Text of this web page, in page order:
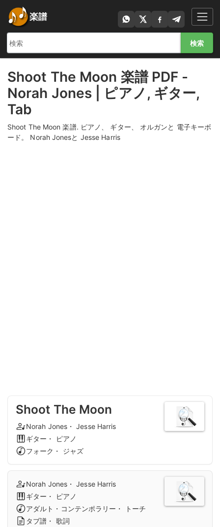
楽譜
検索
Shoot The Moon 楽譜 PDF -
Norah Jones | ピアノ, ギター,
Tab
Shoot The Moon 楽譜. ピアノ、 ギター、 オルガンと 電子キーボ
ード。 Norah Jonesと Jesse Harris
Shoot The Moon
Norah Jones・ Jesse Harris
ギター・ ピアノ
フォーク・ ジャズ
Norah Jones・ Jesse Harris
ギター・ ピアノ
アダルト・コンテンポラリー・ トーチ
タブ譜・ 歌詞